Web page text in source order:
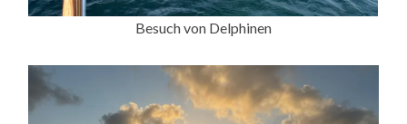
Besuch von Delphinen